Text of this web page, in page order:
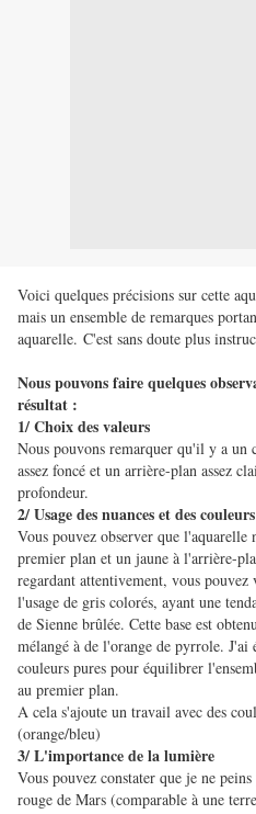
Voici quelques précisions sur cette
mais un ensemble de remarques
aquarelle. C'est sans doute plus
Nous pouvons faire quelques
résultat :
1/ Choix des valeurs
Nous pouvons remarquer qu'il y a un
assez foncé et un arrière-plan assez
profondeur.
2/ Usage des nuances et des couleurs
Vous pouvez observer que
premier plan et un jaune à l'arrière-
regardant attentivement, vous
l'usage de gris colorés, ayant une
de Sienne brûlée. Cette base est
mélangé à de l'orange de pyrrole.
couleurs pures pour équilibrer
au premier plan.
A cela s'ajoute un travail avec des
(orange/bleu)
3/ L'importance de la lumière
Vous pouvez constater que je ne
rouge de Mars (comparable à une